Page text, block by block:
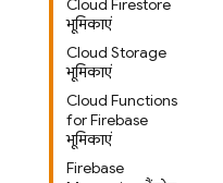
Cloud Firestore
भूमिकाएं
Cloud Storage
भूमिकाएं
Cloud Functions
for Firebase
भूमिकाएं
Firebase